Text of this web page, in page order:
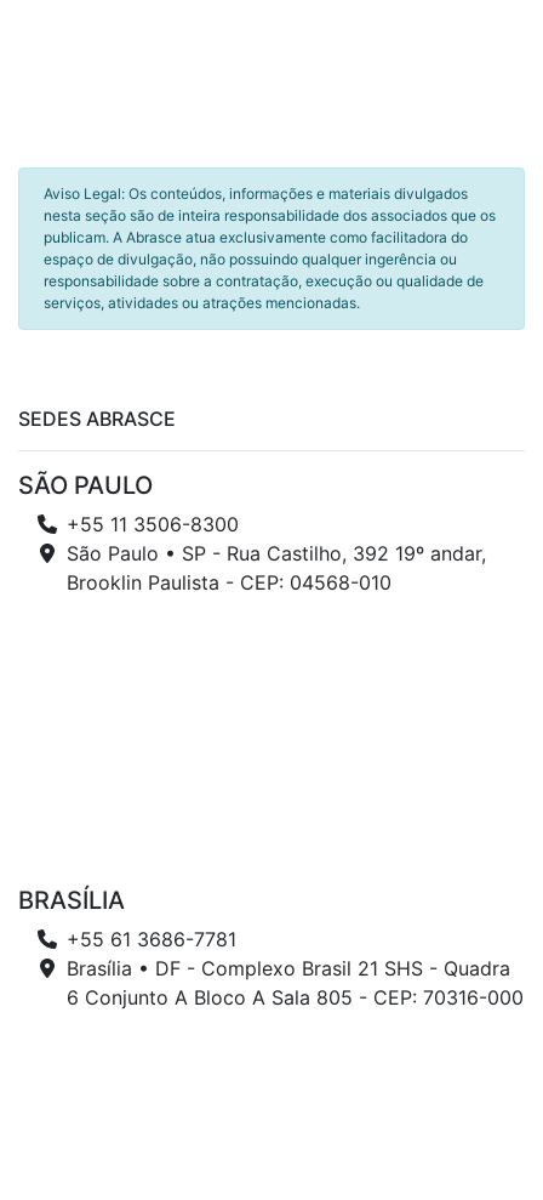
Aviso Legal: Os conteúdos, informações e materiais divulgados
nesta seção são de inteira responsabilidade dos associados que os
publicam. A Abrasce atua exclusivamente como facilitadora do
espaço de divulgação, não possuindo qualquer ingerência ou
responsabilidade sobre a contratação, execução ou qualidade de
serviços, atividades ou atrações mencionadas.
SEDES ABRASCE
SÃO PAULO
+55 11 3506-8300
São Paulo • SP - Rua Castilho, 392 19º andar,
Brooklin Paulista - CEP: 04568-010
BRASÍLIA
+55 61 3686-7781
Brasília • DF - Complexo Brasil 21 SHS - Quadra
6 Conjunto A Bloco A Sala 805 - CEP: 70316-000